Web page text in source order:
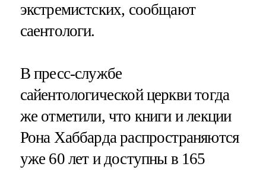
экстремистских, сообщают
саентологи.
В пресс-службе
сайентологической церкви тогда
же отметили, что книги и лекции
Рона Хаббарда распространяются
уже 60 лет и доступны в 165